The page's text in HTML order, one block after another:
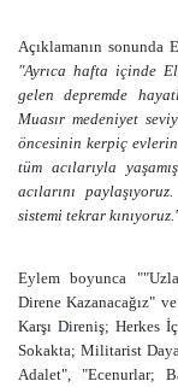
Açıklamanın
"Ayrıca hafta içinde
gelen depremde
Muasır medeniyet
öncesinin kerpiç
tüm acılarıyla
acılarını
sistemi tekrar
Eylem boyunca "
Direne Kazanacağız"
Karşı Direniş; Herkes
Sokakta; Militarist
Adalet", "Ecenurlar;